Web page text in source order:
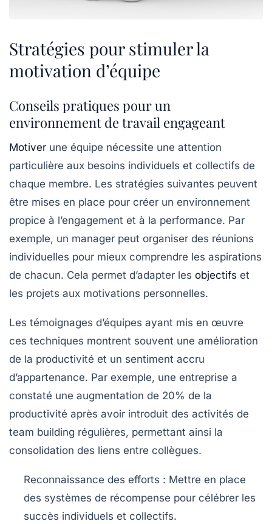
Stratégies pour stimuler la
motivation d’équipe
Conseils pratiques pour un
environnement de travail engageant
Motiver une équipe nécessite une attention
particulière aux besoins individuels et collectifs de
chaque membre. Les stratégies suivantes peuvent
être mises en place pour créer un environnement
propice à l’engagement et à la performance. Par
exemple, un manager peut organiser des réunions
individuelles pour mieux comprendre les aspirations
de chacun. Cela permet d’adapter les objectifs et
les projets aux motivations personnelles.
Les témoignages d’équipes ayant mis en œuvre
ces techniques montrent souvent une amélioration
de la productivité et un sentiment accru
d’appartenance. Par exemple, une entreprise a
constaté une augmentation de 20% de la
productivité après avoir introduit des activités de
team building régulières, permettant ainsi la
consolidation des liens entre collègues.
Reconnaissance des efforts : Mettre en place
des systèmes de récompense pour célébrer les
succès individuels et collectifs.